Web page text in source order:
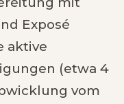
Exposé
aktive
(etwa 4
vom